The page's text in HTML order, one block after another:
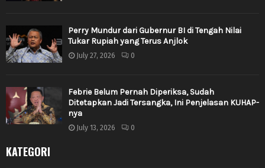
Perry Mundur dari Gubernur BI di Tengah Nilai
Tukar Rupiah yang Terus Anjlok
July 27, 2026 0
Febrie Belum Pernah Diperiksa, Sudah
Ditetapkan Jadi Tersangka, Ini Penjelasan KUHAP-
nya
July 13, 2026 0
KATEGORI